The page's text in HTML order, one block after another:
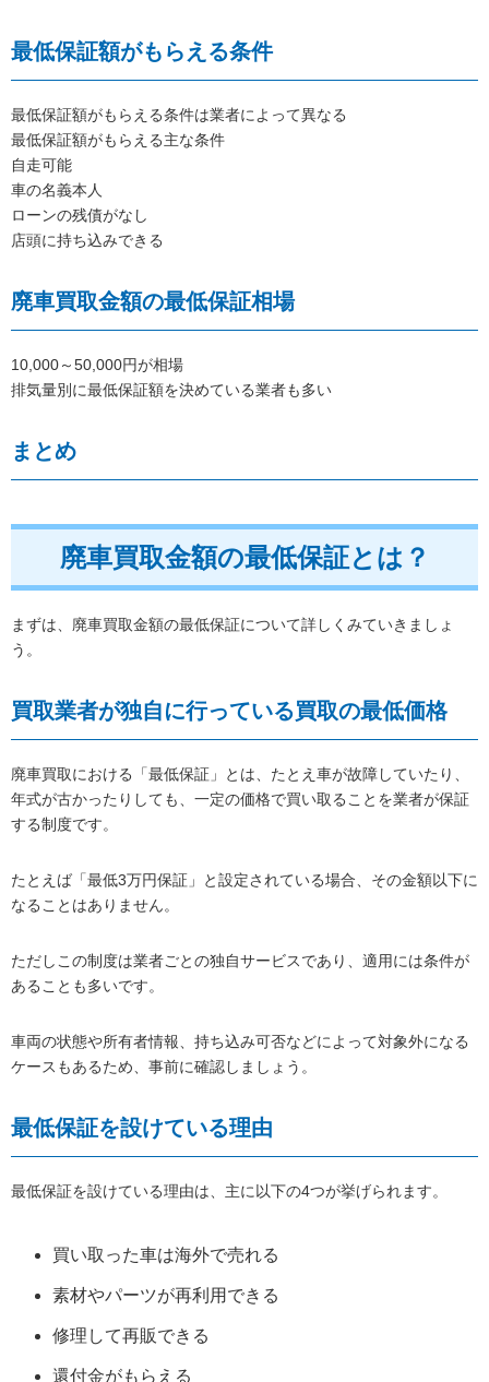
最低保証額がもらえる条件
最低保証額がもらえる条件は業者によって異なる
最低保証額がもらえる主な条件
自走可能
車の名義本人
ローンの残債がなし
店頭に持ち込みできる
廃車買取金額の最低保証相場
10,000～50,000円が相場
排気量別に最低保証額を決めている業者も多い
まとめ
廃車買取金額の最低保証とは？
まずは、廃車買取金額の最低保証について詳しくみていきましょ
う。
買取業者が独自に行っている買取の最低価格
廃車買取における「最低保証」とは、たとえ車が故障していたり、
年式が古かったりしても、一定の価格で買い取ることを業者が保証
する制度です。
たとえば「最低3万円保証」と設定されている場合、その金額以下に
なることはありません。
ただしこの制度は業者ごとの独自サービスであり、適用には条件が
あることも多いです。
車両の状態や所有者情報、持ち込み可否などによって対象外になる
ケースもあるため、事前に確認しましょう。
最低保証を設けている理由
最低保証を設けている理由は、主に以下の4つが挙げられます。
買い取った車は海外で売れる
素材やパーツが再利用できる
修理して再販できる
還付金がもらえる